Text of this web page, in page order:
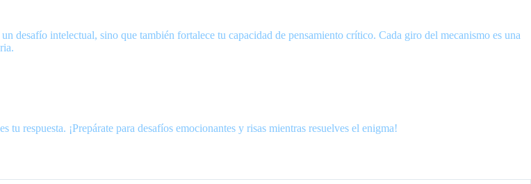
desafío intelectual, sino que también fortalece tu capacidad de pensamiento crítico. Cada giro del mecanismo es una
respuesta. ¡Prepárate para desafíos emocionantes y risas mientras resuelves el enigma!